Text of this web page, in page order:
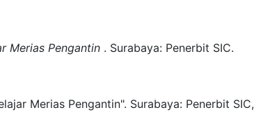
Merias Pengantin . Surabaya: Penerbit SIC.
Merias Pengantin". Surabaya: Penerbit SIC,